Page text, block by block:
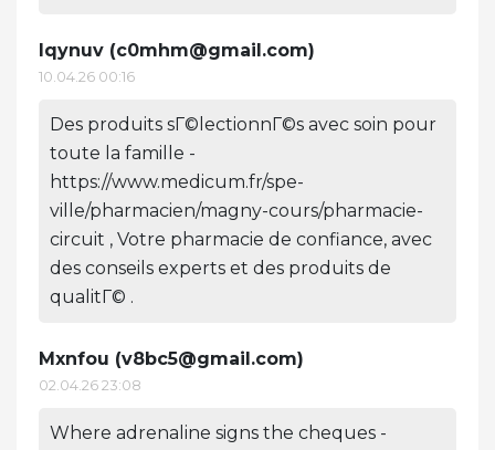
Iqynuv (c0mhm@gmail.com)
10.04.26 00:16
Des produits sГ©lectionnГ©s avec soin pour
toute la famille -
https://www.medicum.fr/spe-
ville/pharmacien/magny-cours/pharmacie-
circuit , Votre pharmacie de confiance, avec
des conseils experts et des produits de
qualitГ© .
Mxnfou (v8bc5@gmail.com)
02.04.26 23:08
Where adrenaline signs the cheques -